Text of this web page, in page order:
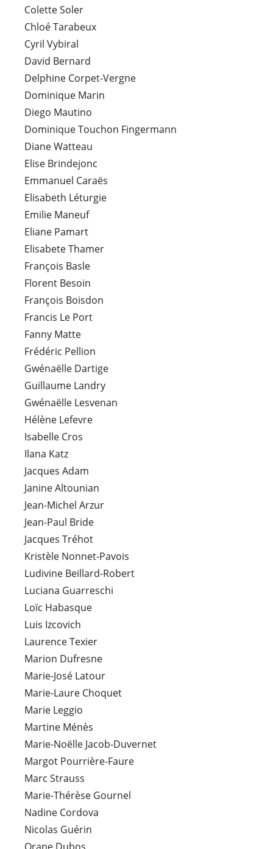
Colette Soler
Chloé Tarabeux
Cyril Vybiral
David Bernard
Delphine Corpet-Vergne
Dominique Marin
Diego Mautino
Dominique Touchon Fingermann
Diane Watteau
Elise Brindejonc
Emmanuel Caraës
Elisabeth Léturgie
Emilie Maneuf
Eliane Pamart
Elisabete Thamer
François Basle
Florent Besoin
François Boisdon
Francis Le Port
Fanny Matte
Frédéric Pellion
Gwénaëlle Dartige
Guillaume Landry
Gwénaëlle Lesvenan
Hélène Lefevre
Isabelle Cros
Ilana Katz
Jacques Adam
Janine Altounian
Jean-Michel Arzur
Jean-Paul Bride
Jacques Tréhot
Kristèle Nonnet-Pavois
Ludivine Beillard-Robert
Luciana Guarreschi
Loïc Habasque
Luis Izcovich
Laurence Texier
Marion Dufresne
Marie-José Latour
Marie-Laure Choquet
Marie Leggio
Martine Ménès
Marie-Noëlle Jacob-Duvernet
Margot Pourrière-Faure
Marc Strauss
Marie-Thérèse Gournel
Nadine Cordova
Nicolas Guérin